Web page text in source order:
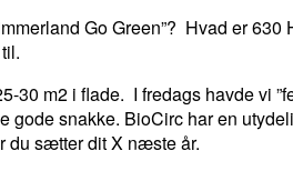
Go Green”? Hvad er
m2 i flade. I fredags havde vi
snakke. BioCirc har en
du sætter dit X næste år.